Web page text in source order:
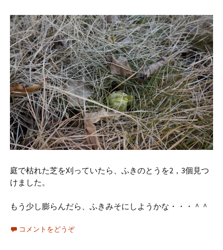
庭で枯れた芝を刈っていたら、ふきのとうを2，3個見つ
けました。
もう少し膨らんだら、ふきみそにしようかな・・・＾＾
コメントをどうぞ